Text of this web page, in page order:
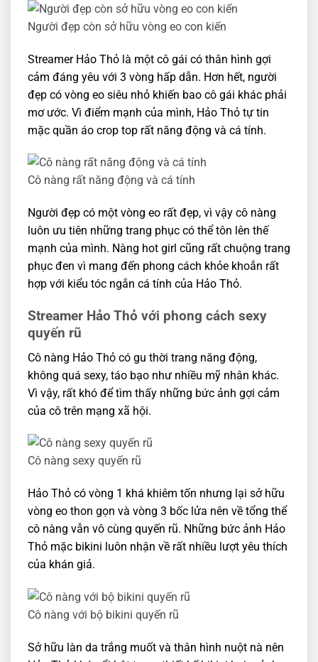
Người đẹp còn sở hữu vòng eo con kiến
Streamer Hảo Thỏ là một cô gái có thân hình gợi
cảm đáng yêu với 3 vòng hấp dẫn. Hơn hết, người
đẹp có vòng eo siêu nhỏ khiến bao cô gái khác phải
mơ ước. Vì điểm mạnh của mình, Hảo Thỏ tự tin
mặc quần áo crop top rất năng động và cá tính.
Cô nàng rất năng động và cá tính
Người đẹp có một vòng eo rất đẹp, vì vậy cô nàng
luôn ưu tiên những trang phục có thể tôn lên thế
mạnh của mình. Nàng hot girl cũng rất chuộng trang
phục đen vì mang đến phong cách khỏe khoắn rất
hợp với kiểu tóc ngắn cá tính của Hảo Thỏ.
Streamer Hảo Thỏ với phong cách sexy
quyến rũ
Cô nàng Hảo Thỏ có gu thời trang năng động,
không quá sexy, táo bạo như nhiều mỹ nhân khác.
Vì vậy, rất khó để tìm thấy những bức ảnh gợi cảm
của cô trên mạng xã hội.
Cô nàng sexy quyến rũ
Hảo Thỏ có vòng 1 khá khiêm tốn nhưng lại sở hữu
vòng eo thon gọn và vòng 3 bốc lửa nên về tổng thể
cô nàng vẫn vô cùng quyến rũ. Những bức ảnh Hảo
Thỏ mặc bikini luôn nhận về rất nhiều lượt yêu thích
của khán giả.
Cô nàng với bộ bikini quyến rũ
Sở hữu làn da trắng muốt và thân hình nuột nà nên